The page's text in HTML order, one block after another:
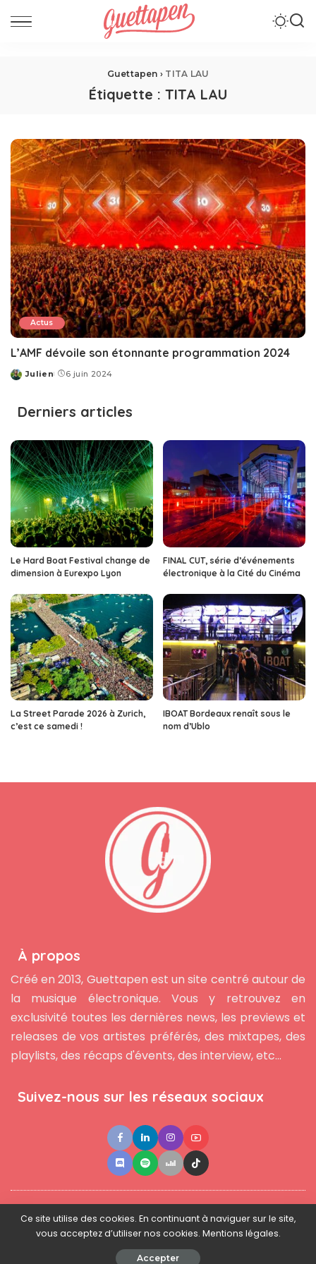
Guettapen › TITA LAU
Étiquette : TITA LAU
Actus
L’AMF dévoile son étonnante programmation 2024
Posted
Julien 6 juin 2024
Derniers articles
Le Hard Boat Festival change de
dimension à Eurexpo Lyon
FINAL CUT, série d’événements
électronique à la Cité du Cinéma
La Street Parade 2026 à Zurich,
c’est ce samedi !
IBOAT Bordeaux renaît sous le
nom d’Ublo
À propos
Créé en 2013, Guettapen est un site centré autour de
la musique électronique. Vous y retrouvez en
exclusivité toutes les dernières news, les previews et
releases de vos artistes préférés, des mixtapes, des
playlists, des récaps d'évents, des interview, etc...
Suivez-nous sur les réseaux sociaux
Contact ●Newsletter ● L'équipe ● Mentions légales
© 2025 - www.guettapen.com - Tous droits réservés.
Ce site utilise des cookies. En continuant à naviguer sur le site,
vous acceptez d’utiliser nos cookies. Mentions légales.
Accepter